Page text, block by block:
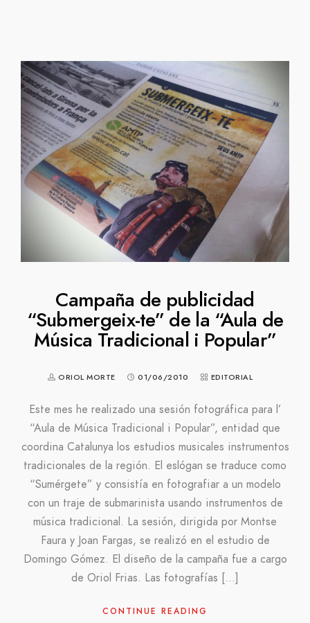
Campaña de publicidad
“Submergeix-te” de la “Aula de
Música Tradicional i Popular”
ORIOL MORTE 01/06/2010 EDITORIAL
Este mes he realizado una sesión fotográfica para l’
“Aula de Música Tradicional i Popular”, entidad que
coordina Catalunya los estudios musicales instrumentos
tradicionales de la región. El eslógan se traduce como
“Sumérgete” y consistía en fotografiar a un modelo
con un traje de submarinista usando instrumentos de
música tradicional. La sesión, dirigida por Montse
Faura y Joan Fargas, se realizó en el estudio de
Domingo Gómez. El diseño de la campaña fue a cargo
de Oriol Frias. Las fotografías […]
CONTINUE READING